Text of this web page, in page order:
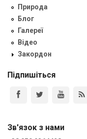
Природа
Блог
Галереї
Відео
Закордон
Підпишіться
Зв'язок з нами